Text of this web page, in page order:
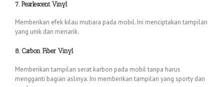
7. Pearlescent Vinyl
Memberikan efek kilau mutiara pada mobil. Ini menciptakan tampilan
yang unik dan menarik.
8. Carbon Fiber Vinyl
Memberikan tampilan serat karbon pada mobil tanpa harus
mengganti bagian aslinya. Ini memberikan tampilan yang sporty dan